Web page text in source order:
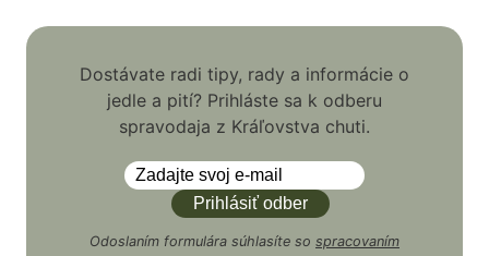
Dostávate radi tipy, rady a informácie o
jedle a pití? Prihláste sa k odberu
spravodaja z Kráľovstva chuti.
Odoslaním formulára súhlasíte so spracovaním